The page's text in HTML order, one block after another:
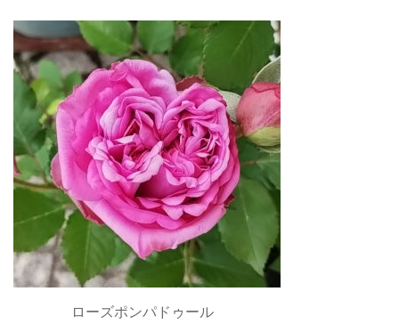
ローズポンパドゥール